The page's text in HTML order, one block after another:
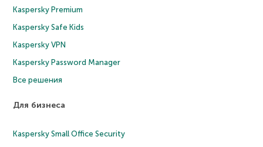
Kaspersky Premium
Kaspersky Safe Kids
Kaspersky VPN
Kaspersky Password Manager
Все решения
Для бизнеса
Kaspersky Small Office Security